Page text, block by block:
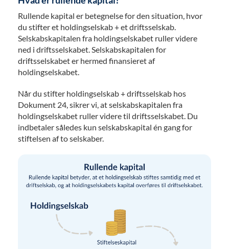
Rullende kapital er betegnelse for den situation, hvor
du stifter et holdingselskab + et driftsselskab.
Selskabskapitalen fra holdingselskabet ruller videre
ned i driftsselskabet. Selskabskapitalen for
driftsselskabet er hermed finansieret af
holdingselskabet.
Når du stifter holdingselskab + driftsselskab hos
Dokument 24, sikrer vi, at selskabskapitalen fra
holdingselskabet ruller videre til driftsselskabet. Du
indbetaler således kun selskabskapital én gang for
stiftelsen af to selskaber.